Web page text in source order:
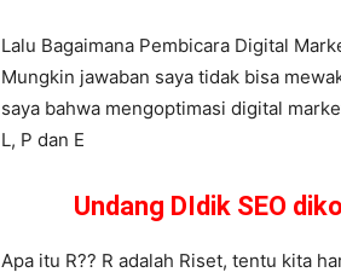
Lalu Bagaimana Pembicara Digital
Mungkin jawaban saya tidak bisa
saya bahwa mengoptimasi digital
L, P dan E
Undang DIdik SEO
Apa itu R?? R adalah Riset, tentu kita